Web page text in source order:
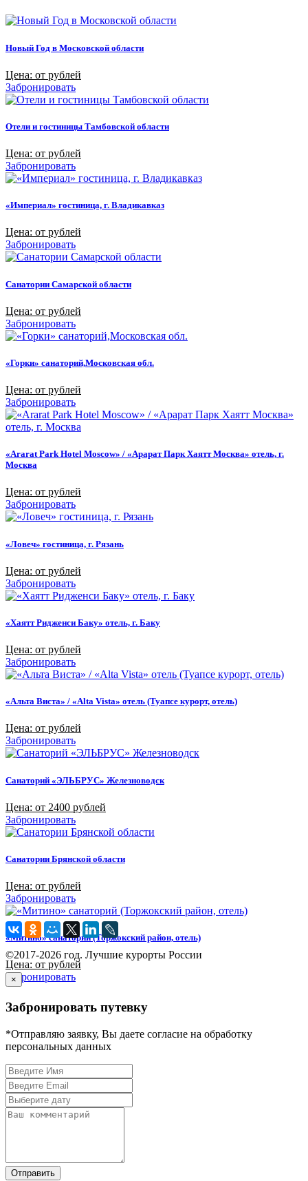
Новый Год в Московской области
Цена: от рублей
Забронировать
Отели и гостиницы Тамбовской области
Цена: от рублей
Забронировать
«Империал» гостиница, г. Владикавказ
Цена: от рублей
Забронировать
Санатории Самарской области
Цена: от рублей
Забронировать
«Горки» санаторий,Московская обл.
Цена: от рублей
Забронировать
«Ararat Park Hotel Moscow» / «Арарат Парк Хаятт Москва» отель, г.
Москва
Цена: от рублей
Забронировать
«Ловеч» гостиница, г. Рязань
Цена: от рублей
Забронировать
«Хаятт Ридженси Баку» отель, г. Баку
Цена: от рублей
Забронировать
«Альта Виста» / «Alta Vista» отель (Туапсе курорт, отель)
Цена: от рублей
Забронировать
Санаторий «ЭЛЬБРУС» Железноводск
Цена: от 2400 рублей
Забронировать
Санатории Брянской области
Цена: от рублей
Забронировать
«Митино» санаторий (Торжокский район, отель)
Цена: от рублей
Забронировать
©2017-2026 год. Лучшие курорты России
×
Забронировать путевку
*Отправляю заявку, Вы даете согласие на обработку
персональных данных
Отправить